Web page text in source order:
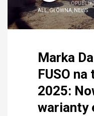
ALL,GŁÓWNA, NEWS
Marka
FUSO
2025:
warianty